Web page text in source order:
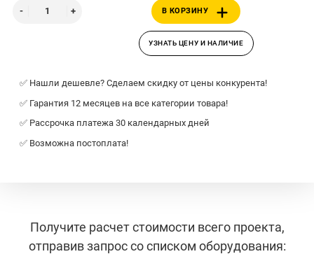
В КОРЗИНУ
УЗНАТЬ ЦЕНУ И НАЛИЧИЕ
✅ Нашли дешевле? Сделаем скидку от цены конкурента!
✅ Гарантия 12 месяцев на все категории товара!
✅ Рассрочка платежа 30 календарных дней
✅ Возможна постоплата!
Получите расчет стоимости всего проекта,
отправив запрос со списком оборудования: